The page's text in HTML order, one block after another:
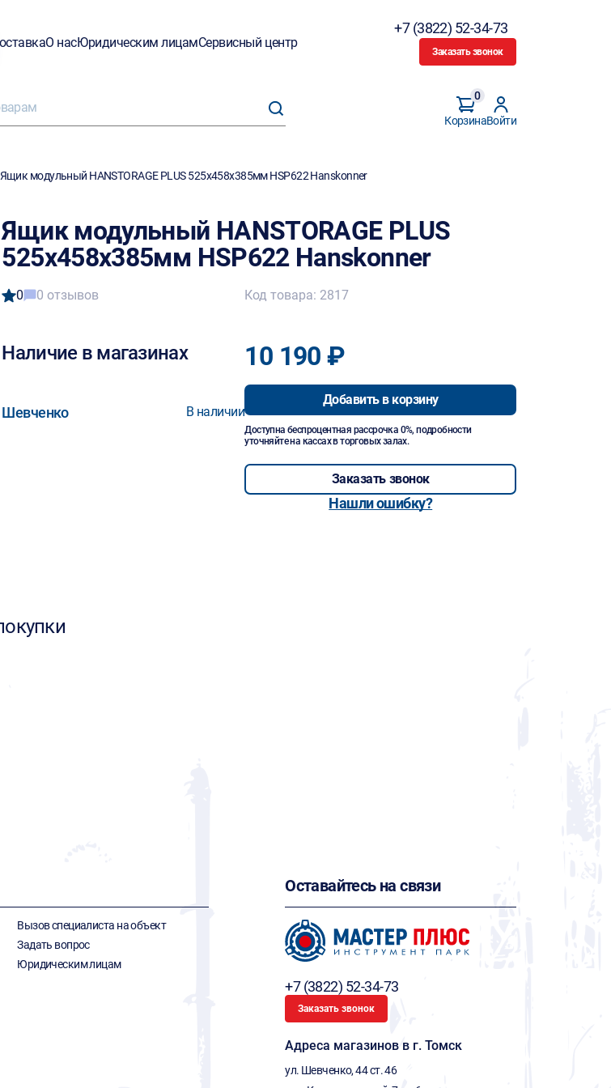
О насЮридическим лицамСервисный центр
+7 (3822) 52-34-73
Заказать звонок
Корзина
0
Войти
Ящик модульный HANSTORAGE PLUS 525х458х385мм HSP622 Hanskonner
Ящик модульный HANSTORAGE PLUS
525х458х385мм HSP622 Hanskonner
0 0 отзывов
Наличие в магазинах
Шевченко В наличии
Код товара: 2817
10 190 ₽
Добавить в корзину
Доступна беспроцентная рассрочка 0%, подробности
уточняйте на кассах в торговых залах.
Заказать звонок
Нашли ошибку?
Вызов специалиста на объект
Задать вопрос
Юридическим лицам
Оставайтесь на связи
+7 (3822) 52-34-73
Заказать звонок
Адреса магазинов в г. Томск
ул. Шевченко, 44 ст. 46